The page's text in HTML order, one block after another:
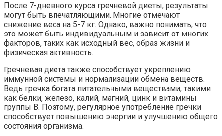
После 7-дневного курса гречневой диеты, результаты
могут быть впечатляющими. Многие отмечают
снижение веса на 5-7 кг. Однако, важно понимать, что
это может быть индивидуальным и зависит от многих
факторов, таких как исходный вес, образ жизни и
физическая активность.
Гречневая диета также способствует укреплению
иммунной системы и нормализации обмена веществ.
Ведь гречка богата питательными веществами, такими
как белки, железо, калий, магний, цинк и витамины
группы В. Поэтому, регулярное употребление гречки
способствует повышению энергии и улучшению общего
состояния организма.